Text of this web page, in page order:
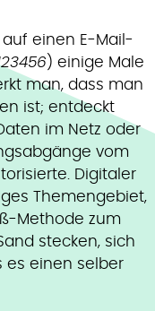
auf einen E-Mail-
) einige Male
man, dass man
ist; entdeckt
im Netz oder
vom
Digitaler
Themengebiet,
Methode zum
stecken, sich
es einen selber